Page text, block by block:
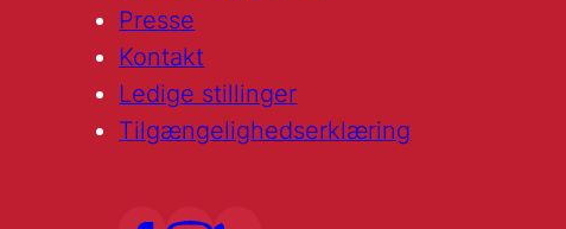
Presse
Kontakt
Ledige stillinger
Tilgængelighedserklæring